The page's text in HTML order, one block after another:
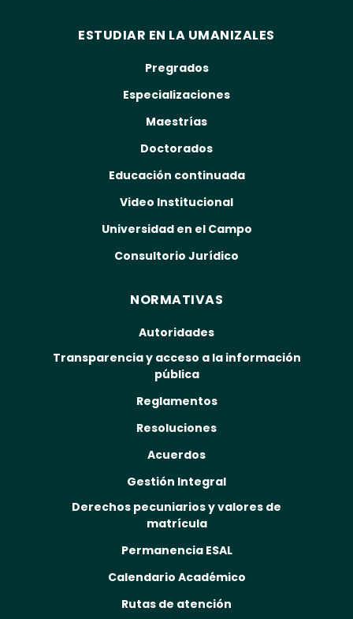
ESTUDIAR EN LA UMANIZALES
Pregrados
Especializaciones
Maestrías
Doctorados
Educación continuada
Video Institucional
Universidad en el Campo
Consultorio Jurídico
NORMATIVAS
Autoridades
Transparencia y acceso a la información
pública
Reglamentos
Resoluciones
Acuerdos
Gestión Integral
Derechos pecuniarios y valores de
matrícula
Permanencia ESAL
Calendario Académico
Rutas de atención